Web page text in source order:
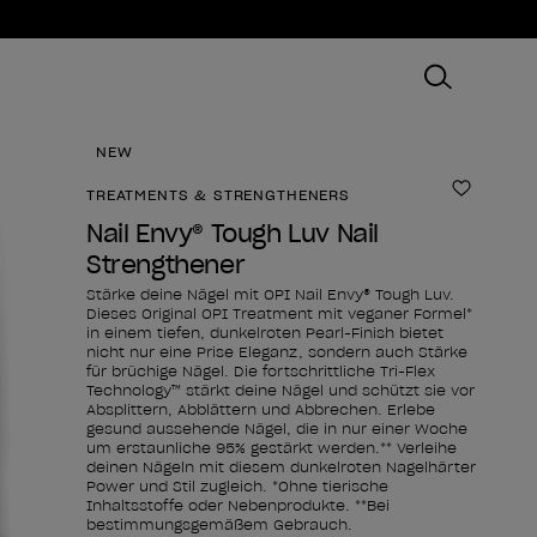
NEW
TREATMENTS & STRENGTHENERS Zur
Nail Envy® Tough Luv Nail
Strengthener
Stärke deine Nägel mit OPI Nail Envy® Tough Luv.
Dieses Original OPI Treatment mit veganer Formel*
in einem tiefen, dunkelroten Pearl-Finish bietet
nicht nur eine Prise Eleganz, sondern auch Stärke
für brüchige Nägel. Die fortschrittliche Tri-Flex
Technology™ stärkt deine Nägel und schützt sie vor
Absplittern, Abblättern und Abbrechen. Erlebe
gesund aussehende Nägel, die in nur einer Woche
um erstaunliche 95% gestärkt werden.** Verleihe
deinen Nägeln mit diesem dunkelroten Nagelhärter
Power und Stil zugleich. *Ohne tierische
Inhaltsstoffe oder Nebenprodukte. **Bei
bestimmungsgemäßem Gebrauch.